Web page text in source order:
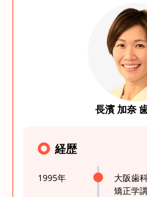
長濱 加奈
経歴
1995年
大阪歯
矯正学